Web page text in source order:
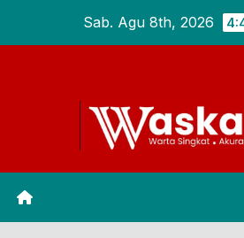
Sab. Agu 8th, 2026